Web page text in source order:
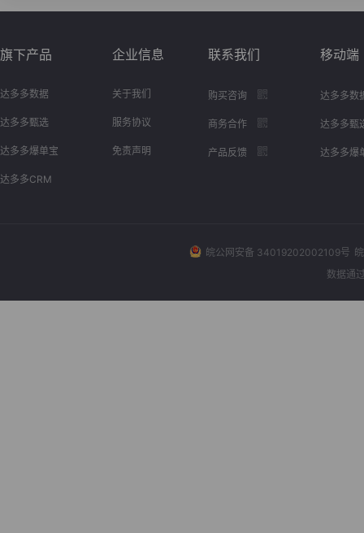
旗下产品
达多多数据
达多多甄选
达多多爆单宝
达多多CRM
企业信息
关于我们
服务协议
免责声明
联系我们
购买咨询
商务合作
产品反馈
移动端
达多多数
达多多甄
达多多爆
皖公网安备 34019202002109号
数据通